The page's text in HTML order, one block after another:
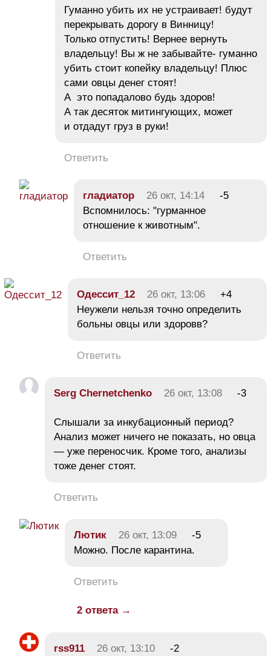
Гуманно убить их не устраивает! будут
перекрывать дорогу в Винницу!
Только отпустить! Вернее вернуть
владельцу! Вы ж не забывайте- гуманно
убить стоит копейку владельцу! Плюс
сами овцы денег стоят!
А это попадалово будь здоров!
А так десяток митингующих, может
и отдадут груз в руки!
Ответить
гладиатор 26 окт, 14:14
-5
Вспомнилось: "гурманное
отношение к животным".
Ответить
Одессит_12 26 окт, 13:06
+4
Неужели нельзя точно определить
больны овцы или здоровв?
Ответить
Serg Chernetchenko 26 окт, 13:08 -3
Слышали за инкубационный период?
Анализ может ничего не показать, но овца
— уже переносчик. Кроме того, анализы
тоже денег стоят.
Ответить
Лютик 26 окт, 13:09
-5
Можно. После карантина.
Ответить
2 ответа →
rss911 26 окт, 13:10
-2